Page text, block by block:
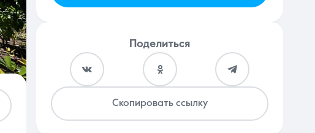
Поделиться
Скопировать ссылку